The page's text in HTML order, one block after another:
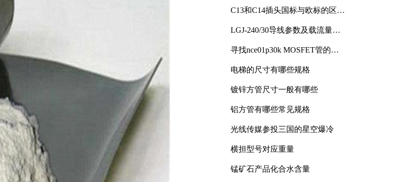
C13和C14插头国标与欧标的区别
LGJ-240/30导线参数及载流量解
寻找nce01p30k MOSFET管的合
电梯的尺寸有哪些规格
镀锌方管尺寸一般有哪些
铝方管有哪些常见规格
光线传媒参投三国的星空爆冷
横担型号对应重量
锰矿石产品化合水含量